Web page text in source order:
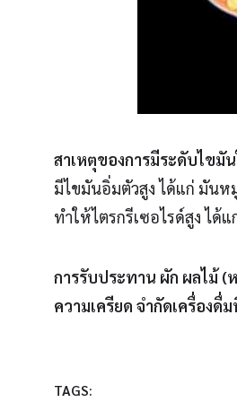
สาเหตุของการมีระดับไขมั
มีไขมันอิ่มตัวสูง ได้แก่ มันห
ทำให้ไตรกรีเซอไรด์สูง ได้
การรับประทาน ผัก ผลไม้ (
ความเครียด จำกัดเครื่อง
TAGS: